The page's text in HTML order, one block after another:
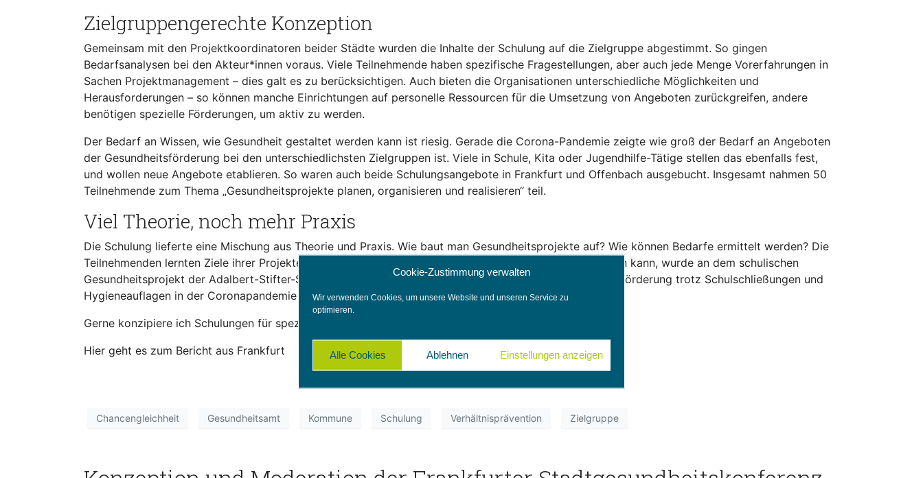
Cookie-Zustimmung verwalten
Wir verwenden Cookies, um unsere Website und unseren Service zu
optimieren.
Alle Cookies Ablehnen Einstellungen anzeigen
Zielgruppengerechte Konzeption
Gemeinsam mit den Projektkoordinatoren beider Städte wurden die Inhalte der Schulung auf die Zielgruppe abgestimmt. So gingen
Bedarfsanalysen bei den Akteur*innen voraus. Viele Teilnehmende haben spezifische Fragestellungen, aber auch jede Menge Vorerfahrungen in
Sachen Projektmanagement – dies galt es zu berücksichtigen. Auch bieten die Organisationen unterschiedliche Möglichkeiten und
Herausforderungen – so können manche Einrichtungen auf personelle Ressourcen für die Umsetzung von Angeboten zurückgreifen, andere
benötigen spezielle Förderungen, um aktiv zu werden.
Der Bedarf an Wissen, wie Gesundheit gestaltet werden kann ist riesig. Gerade die Corona-Pandemie zeigte wie groß der Bedarf an Angeboten
der Gesundheitsförderung bei den unterschiedlichsten Zielgruppen ist. Viele in Schule, Kita oder Jugendhilfe-Tätige stellen das ebenfalls fest,
und wollen neue Angebote etablieren. So waren auch beide Schulungsangebote in Frankfurt und Offenbach ausgebucht. Insgesamt nahmen 50
Teilnehmende zum Thema „Gesundheitsprojekte planen, organisieren und realisieren“ teil.
Viel Theorie, noch mehr Praxis
Die Schulung lieferte eine Mischung aus Theorie und Praxis. Wie baut man Gesundheitsprojekte auf? Wie können Bedarfe ermittelt werden? Die
Teilnehmenden lernten Ziele ihrer Projekte zu definieren. Wie die Theorie in die Praxis umgesetzt werden kann, wurde an dem schulischen
Gesundheitsprojekt der Adalbert-Stifter-Schule aus Heusenstamm aufgezeigt. Hier konnte Gesundheitsförderung trotz Schulschließungen und
Hygieneauflagen in der Coronapandemie realisiert werden.
Gerne konzipiere ich Schulungen für spezielle Zielgruppen – sprechen Sie mich an!
Hier geht es zum Bericht aus Frankfurt
Chancengleichheit Gesundheitsamt Kommune Schulung Verhältnisprävention Zielgruppe